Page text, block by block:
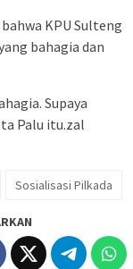
KPU Sulteng
bahagia dan
Supaya
Palu itu.zal
Sosialisasi Pilkada